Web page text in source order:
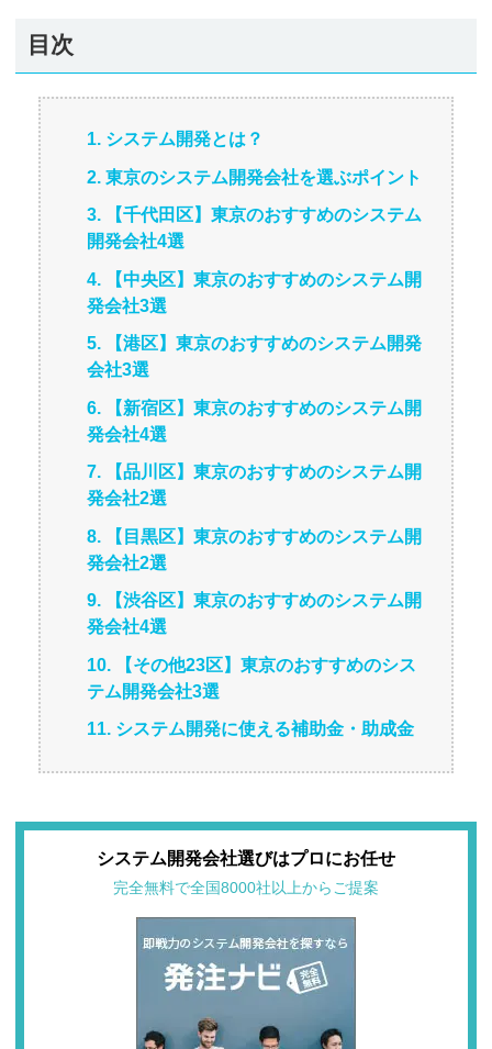
目次
1. システム開発とは？
2. 東京のシステム開発会社を選ぶポイント
3. 【千代田区】東京のおすすめのシステム
開発会社4選
4. 【中央区】東京のおすすめのシステム開
発会社3選
5. 【港区】東京のおすすめのシステム開発
会社3選
6. 【新宿区】東京のおすすめのシステム開
発会社4選
7. 【品川区】東京のおすすめのシステム開
発会社2選
8. 【目黒区】東京のおすすめのシステム開
発会社2選
9. 【渋谷区】東京のおすすめのシステム開
発会社4選
10. 【その他23区】東京のおすすめのシス
テム開発会社3選
11. システム開発に使える補助金・助成金
システム開発会社選びはプロにお任せ
完全無料で全国8000社以上からご提案